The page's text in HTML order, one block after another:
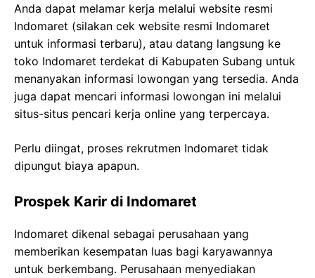
Anda dapat melamar kerja melalui website resmi
Indomaret (silakan cek website resmi Indomaret
untuk informasi terbaru), atau datang langsung ke
toko Indomaret terdekat di Kabupaten Subang untuk
menanyakan informasi lowongan yang tersedia. Anda
juga dapat mencari informasi lowongan ini melalui
situs-situs pencari kerja online yang terpercaya.
Perlu diingat, proses rekrutmen Indomaret tidak
dipungut biaya apapun.
Prospek Karir di Indomaret
Indomaret dikenal sebagai perusahaan yang
memberikan kesempatan luas bagi karyawannya
untuk berkembang. Perusahaan menyediakan